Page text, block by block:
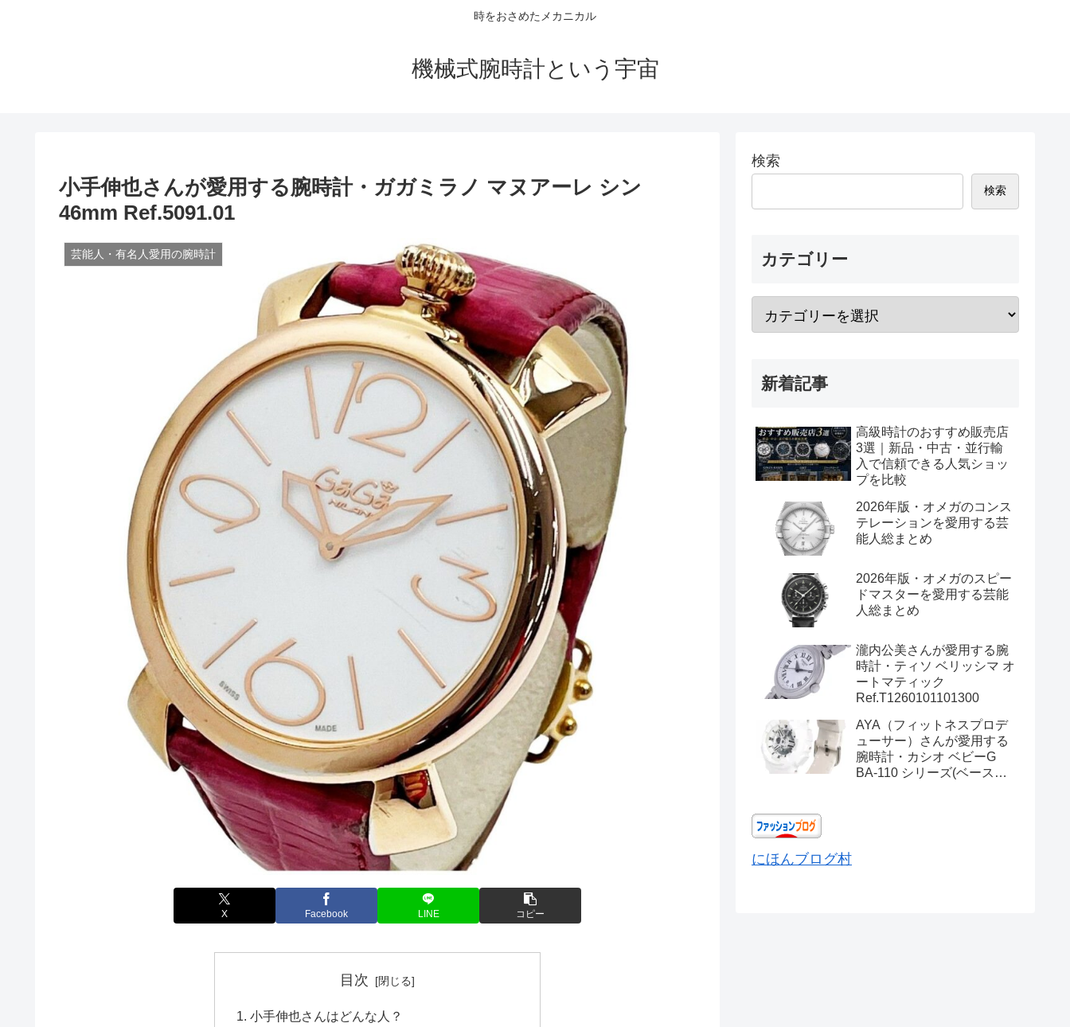
時をおさめたメカニカル
機械式腕時計という宇宙
小手伸也さんが愛用する腕時計・ガガミラノ マヌアーレ シン
46mm Ref.5091.01
芸能人・有名人愛用の腕時計
X Facebook LINE コピー
目次
小手伸也さんはどんな人？
検索
検索
カテゴリー
新着記事
高級時計のおすすめ販売店
3選｜新品・中古・並行輸
入で信頼できる人気ショッ
プを比較
2026年版・オメガのコンス
テレーションを愛用する芸
能人総まとめ
2026年版・オメガのスピー
ドマスターを愛用する芸能
人総まとめ
瀧内公美さんが愛用する腕
時計・ティソ ベリッシマ オ
ートマティック
Ref.T1260101101300
AYA（フィットネスプロデ
ューサー）さんが愛用する
腕時計・カシオ ベビーG
BA-110 シリーズ(ベースモ
にほんブログ村